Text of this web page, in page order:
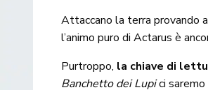
Attaccano la terra provando
l’animo puro di Actarus è
Purtroppo, la chiave di
Banchetto dei Lupici